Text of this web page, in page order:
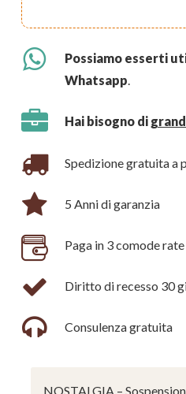
Possiamo esserti
Whatsapp
Hai bisogno di
Spedizione gratuita a
5 Anni di garanzia
Paga in 3 comode rate
Diritto di recesso 30
Consulenza gratuita
NOSTALGIA –